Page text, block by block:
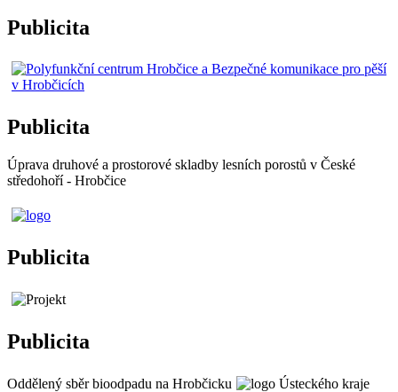
Publicita
Publicita
Úprava druhové a prostorové skladby lesních porostů v České
středohoří - Hrobčice
Publicita
Publicita
Oddělený sběr bioodpadu na Hrobčicku